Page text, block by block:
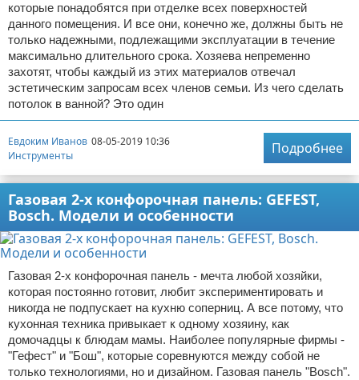
которые понадобятся при отделке всех поверхностей
данного помещения. И все они, конечно же, должны быть не
только надежными, подлежащими эксплуатации в течение
максимально длительного срока. Хозяева непременно
захотят, чтобы каждый из этих материалов отвечал
эстетическим запросам всех членов семьи. Из чего сделать
потолок в ванной? Это один
Евдоким Иванов 08-05-2019 10:36
Инструменты
Подробнее
Газовая 2-х конфорочная панель: GEFEST,
Bosch. Модели и особенности
Газовая 2-х конфорочная панель - мечта любой хозяйки,
которая постоянно готовит, любит экспериментировать и
никогда не подпускает на кухню соперниц. А все потому, что
кухонная техника привыкает к одному хозяину, как
домочадцы к блюдам мамы. Наиболее популярные фирмы -
"Гефест" и "Бош", которые соревнуются между собой не
только технологиями, но и дизайном. Газовая панель "Bosch".